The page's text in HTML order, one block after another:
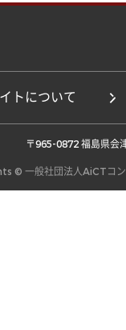
トについて
〒965-0872 福島県会
© 一般社団法人AiCTコ